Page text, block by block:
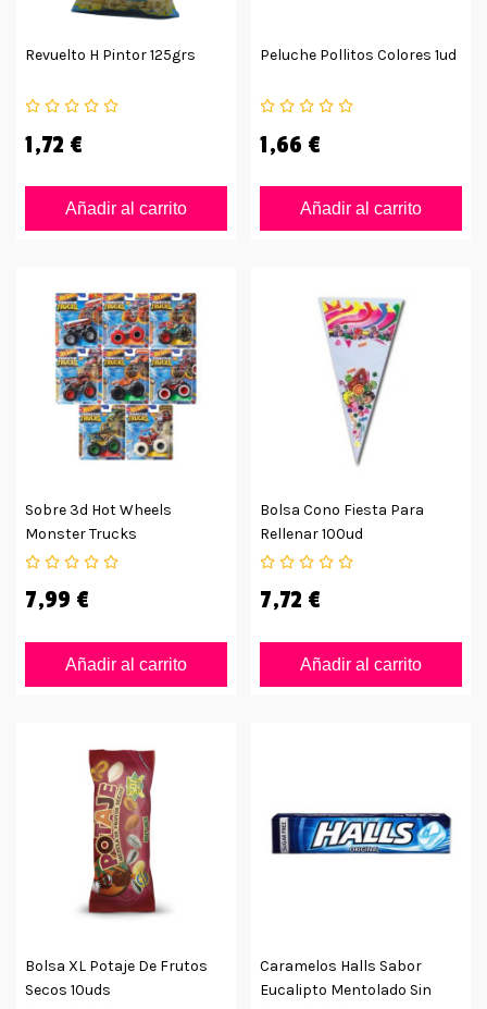
Revuelto H Pintor 125grs
1,72 €
Añadir al carrito
Peluche Pollitos Colores 1ud
1,66 €
Añadir al carrito
Sobre 3d Hot Wheels
Monster Trucks
7,99 €
Añadir al carrito
Bolsa Cono Fiesta Para
Rellenar 100ud
7,72 €
Añadir al carrito
Bolsa XL Potaje De Frutos
Secos 10uds
Caramelos Halls Sabor
Eucalipto Mentolado Sin